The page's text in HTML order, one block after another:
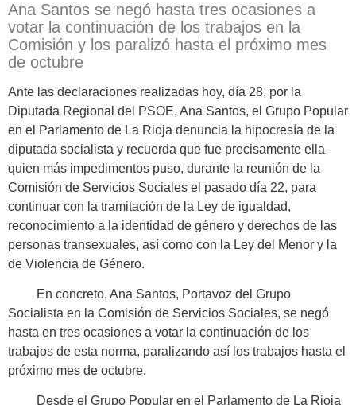
Ana Santos se negó hasta tres ocasiones a
votar la continuación de los trabajos en la
Comisión y los paralizó hasta el próximo mes
de octubre
Ante las declaraciones realizadas hoy, día 28, por la
Diputada Regional del PSOE, Ana Santos, el Grupo Popular
en el Parlamento de La Rioja denuncia la hipocresía de la
diputada socialista y recuerda que fue precisamente ella
quien más impedimentos puso, durante la reunión de la
Comisión de Servicios Sociales el pasado día 22, para
continuar con la tramitación de la Ley de igualdad,
reconocimiento a la identidad de género y derechos de las
personas transexuales, así como con la Ley del Menor y la
de Violencia de Género.
En concreto, Ana Santos, Portavoz del Grupo
Socialista en la Comisión de Servicios Sociales, se negó
hasta en tres ocasiones a votar la continuación de los
trabajos de esta norma, paralizando así los trabajos hasta el
próximo mes de octubre.
Desde el Grupo Popular en el Parlamento de La Rioja